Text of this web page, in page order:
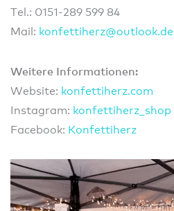
Tel.: 0151-289 599 84
Mail: konfettiherz@outlook.de
Weitere Informationen:
Website: konfettiherz.com
Instagram: konfettiherz_shop
Facebook: Konfettiherz